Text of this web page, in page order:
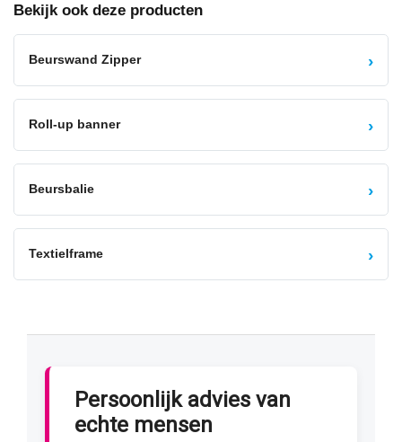
Bekijk ook deze producten
Beurswand Zipper ›
Roll-up banner ›
Beursbalie ›
Textielframe ›
Persoonlijk advies van
echte mensen